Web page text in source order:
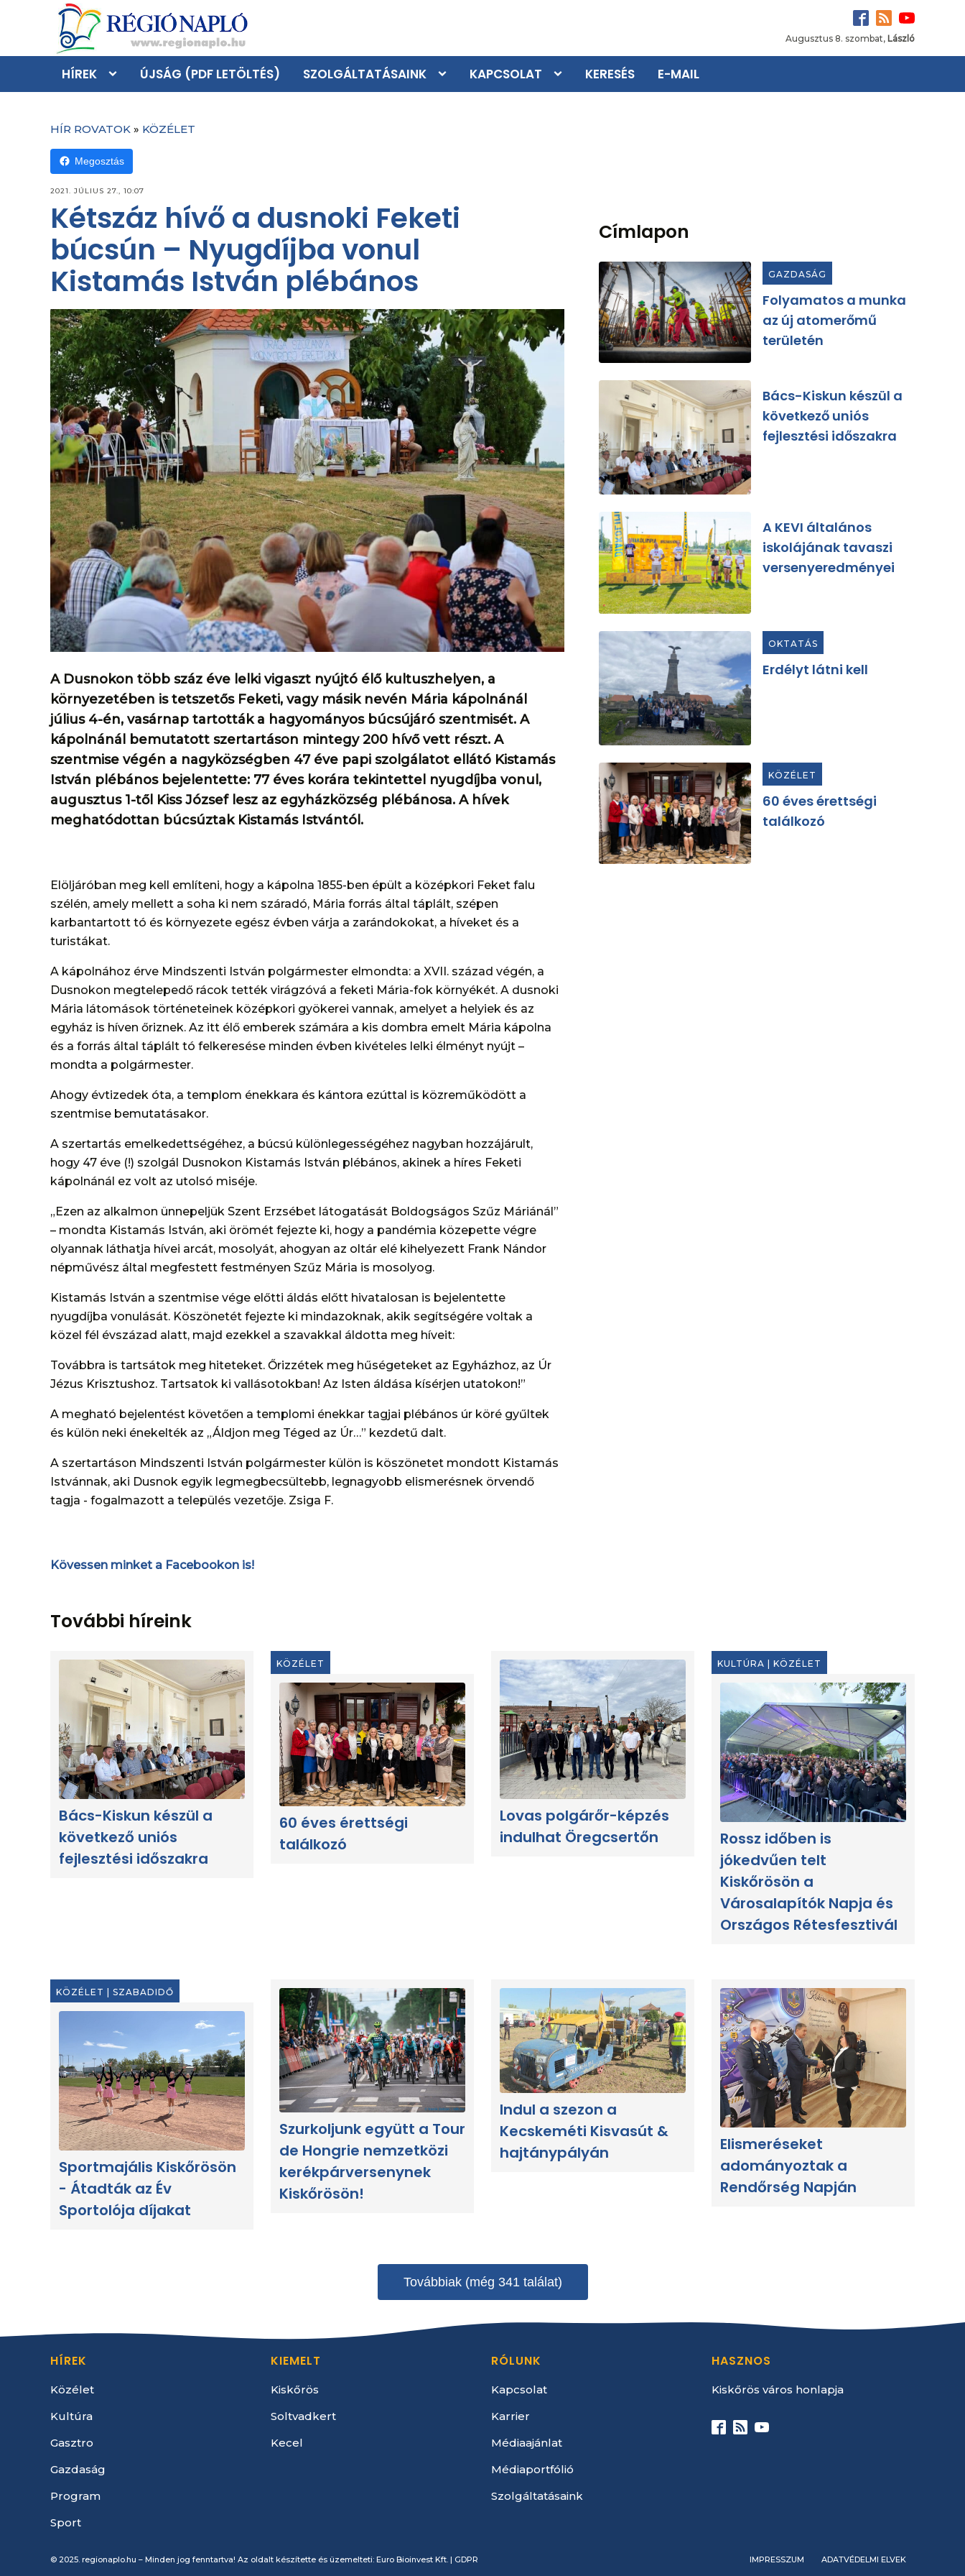
Augusztus 8. szombat, László
HÍREK ÚJSÁG (PDF LETÖLTÉS) SZOLGÁLTATÁSAINK KAPCSOLAT KERESÉS E-MAIL
HÍR ROVATOK » KÖZÉLET
Megosztás
2021. JÚLIUS 27., 10:07
Kétszáz hívő a dusnoki Feketi
búcsún – Nyugdíjba vonul
Kistamás István plébános
A Dusnokon több száz éve lelki vigaszt nyújtó élő kultuszhelyen, a
környezetében is tetszetős Feketi, vagy másik nevén Mária kápolnánál
július 4-én, vasárnap tartották a hagyományos búcsújáró szentmisét. A
kápolnánál bemutatott szertartáson mintegy 200 hívő vett részt. A
szentmise végén a nagyközségben 47 éve papi szolgálatot ellátó Kistamás
István plébános bejelentette: 77 éves korára tekintettel nyugdíjba vonul,
augusztus 1-től Kiss József lesz az egyházközség plébánosa. A hívek
meghatódottan búcsúztak Kistamás Istvántól.
Elöljáróban meg kell említeni, hogy a kápolna 1855-ben épült a középkori Feket falu
szélén, amely mellett a soha ki nem száradó, Mária forrás által táplált, szépen
karbantartott tó és környezete egész évben várja a zarándokokat, a híveket és a
turistákat.
A kápolnához érve Mindszenti István polgármester elmondta: a XVII. század végén, a
Dusnokon megtelepedő rácok tették virágzóvá a feketi Mária-fok környékét. A dusnoki
Mária látomások történeteinek középkori gyökerei vannak, amelyet a helyiek és az
egyház is híven őriznek. Az itt élő emberek számára a kis dombra emelt Mária kápolna
és a forrás által táplált tó felkeresése minden évben kivételes lelki élményt nyújt –
mondta a polgármester.
Ahogy évtizedek óta, a templom énekkara és kántora ezúttal is közreműködött a
szentmise bemutatásakor.
A szertartás emelkedettségéhez, a búcsú különlegességéhez nagyban hozzájárult,
hogy 47 éve (!) szolgál Dusnokon Kistamás István plébános, akinek a híres Feketi
kápolnánál ez volt az utolsó miséje.
„Ezen az alkalmon ünnepeljük Szent Erzsébet látogatását Boldogságos Szűz Máriánál”
– mondta Kistamás István, aki örömét fejezte ki, hogy a pandémia közepette végre
olyannak láthatja hívei arcát, mosolyát, ahogyan az oltár elé kihelyezett Frank Nándor
népművész által megfestett festményen Szűz Mária is mosolyog.
Kistamás István a szentmise vége előtti áldás előtt hivatalosan is bejelentette
nyugdíjba vonulását. Köszönetét fejezte ki mindazoknak, akik segítségére voltak a
közel fél évszázad alatt, majd ezekkel a szavakkal áldotta meg híveit:
Továbbra is tartsátok meg hiteteket. Őrizzétek meg hűségeteket az Egyházhoz, az Úr
Jézus Krisztushoz. Tartsatok ki vallásotokban! Az Isten áldása kísérjen utatokon!”
A megható bejelentést követően a templomi énekkar tagjai plébános úr köré gyűltek
és külön neki énekelték az „Áldjon meg Téged az Úr…” kezdetű dalt.
A szertartáson Mindszenti István polgármester külön is köszönetet mondott Kistamás
Istvánnak, aki Dusnok egyik legmegbecsültebb, legnagyobb elismerésnek örvendő
tagja - fogalmazott a település vezetője. Zsiga F.
Kövessen minket a Facebookon is!
Címlapon
GAZDASÁG
Folyamatos a munka
az új atomerőmű
területén
Bács-Kiskun készül a
következő uniós
fejlesztési időszakra
A KEVI általános
iskolájának tavaszi
versenyeredményei
OKTATÁS
Erdélyt látni kell
KÖZÉLET
60 éves érettségi
találkozó
További híreink
Bács-Kiskun készül a
következő uniós
fejlesztési időszakra
KÖZÉLET
60 éves érettségi
találkozó
Lovas polgárőr-képzés
indulhat Öregcsertőn
KULTÚRA KÖZÉLET
Rossz időben is
jókedvűen telt
Kiskőrösön a
Városalapítók Napja és
Országos Rétesfesztivál
KÖZÉLET | SZABADIDŐ
Sportmajális Kiskőrösön
- Átadták az Év
Sportolója díjakat
Szurkoljunk együtt a Tour
de Hongrie nemzetközi
kerékpárversenynek
Kiskőrösön!
Indul a szezon a
Kecskeméti Kisvasút &
hajtánypályán
Elismeréseket
adományoztak a
Rendőrség Napján
Továbbiak (még 341 találat)
HÍREK
Közélet
Kultúra
Gasztro
Gazdaság
Program
Sport
KIEMELT
Kiskőrös
Soltvadkert
Kecel
RÓLUNK
Kapcsolat
Karrier
Médiaajánlat
Médiaportfólió
Szolgáltatásaink
HASZNOS
Kiskőrös város honlapja
© 2025. regionaplo.hu – Minden jog fenntartva! Az oldalt készítette és üzemelteti: Euro Bioinvest Kft. | GDPR IMPRESSZUM ADATVÉDELMI ELVEK